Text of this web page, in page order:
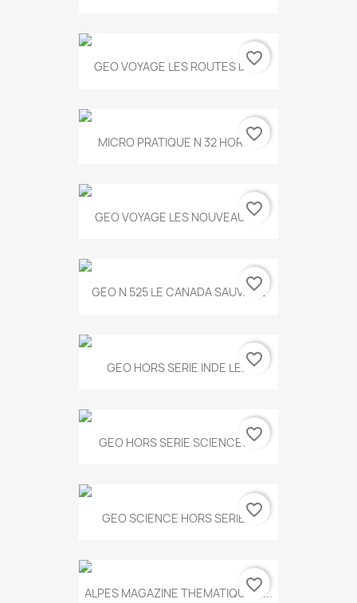
GEO VOYAGE LES ROUTES DE...
favorite_border
MICRO PRATIQUE N 32 HORS...
favorite_border
GEO VOYAGE LES NOUVEAUX...
favorite_border
GEO N 525 LE CANADA SAUVAGE
favorite_border
GEO HORS SERIE INDE LE...favorite_border
GEO HORS SERIE SCIENCES...
favorite_border
GEO SCIENCE HORS SERIE...favorite_border
ALPES MAGAZINE THEMATIQUE N...
favorite_border